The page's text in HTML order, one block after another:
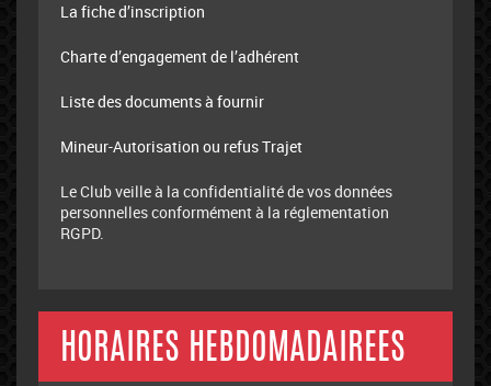
La fiche d’inscription
Charte d’engagement de l’adhérent
Liste des documents à fournir
Mineur-Autorisation ou refus Trajet
Le Club veille à la confidentialité de vos données
personnelles conformément à la réglementation
RGPD.
HORAIRES HEBDOMADAIREES